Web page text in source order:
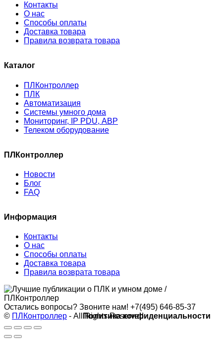
Контакты
О нас
Способы оплаты
Доставка товара
Правила возврата товара
Каталог
ПЛКонтроллер
ПЛК
Автоматизация
Системы умного дома
Мониторинг, IP PDU, АВР
Телеком оборудование
ПЛКонтроллер
Новости
Блог
FAQ
Информация
Контакты
О нас
Способы оплаты
Доставка товара
Правила возврата товара
Остались вопросы? Звоните нам! +7(495) 646-85-37
© ПЛКонтроллер - All Rights Reserved
Политика конфиденциальности